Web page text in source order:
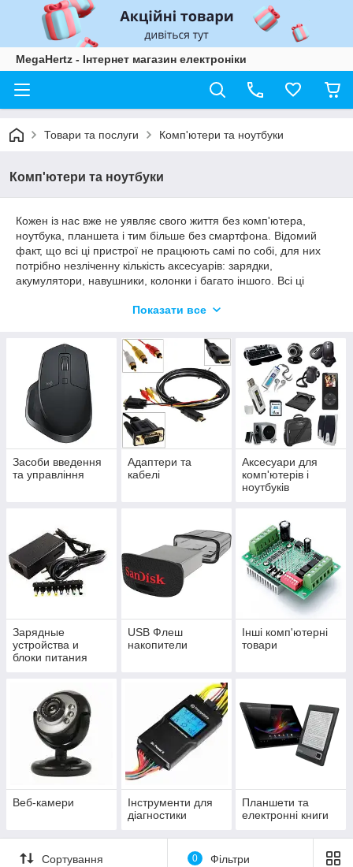
MegaHertz - Інтернет магазин електроніки
Товари та послуги Комп'ютери та ноутбуки
Комп'ютери та ноутбуки
Кожен із нас вже не уявляє свого життя без комп'ютера,
ноутбука, планшета і тим більше без смартфона. Відомий
факт, що всі ці пристрої не працюють самі по собі, для них
потрібно незліченну кількість аксесуарів: зарядки,
акумулятори, навушники, колонки і багато іншого. Всі ці
«Комп'ютери і ноутбуки». Тільки у нас якісні аксесуари для
мережеві карти, бездротові колонки, адаптер.
Показати все
Засоби введення
та управління
Адаптери та
кабелі
Аксесуари для
комп'ютерів і
ноутбуків
Зарядные
устройства и
блоки питания
USB Флеш
накопители
Інші комп'ютерні
товари
Веб-камери
Інструменти для
діагностики
Планшети та
електронні книги
Сортування 0 Фільтри